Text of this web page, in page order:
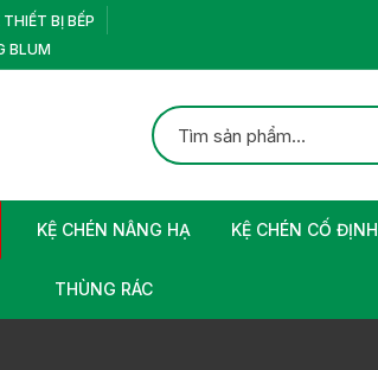
BỊ BẾP
BLUM
KỆ CHÉN NÂNG HẠ KỆ CHÉN CỐ ĐỊNH
THÙNG RÁC